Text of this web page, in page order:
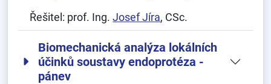
Řešitel: prof. Ing.Josef Jíra, CSc.
Biomechanická analýza lokálních
účinků soustavy endoprotéza -
pánev